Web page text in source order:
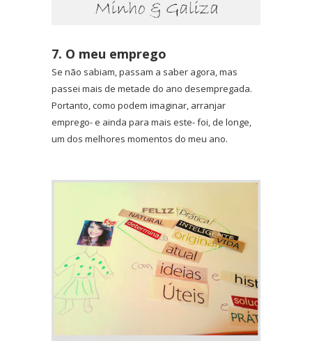
7. O meu emprego
Se não sabiam, passam a saber agora, mas
passei mais de metade do ano desempregada.
Portanto, como podem imaginar, arranjar
emprego- e ainda para mais este- foi, de longe,
um dos melhores momentos do meu ano.